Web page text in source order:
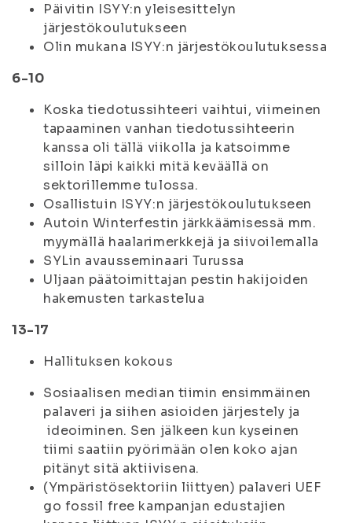
Päivitin ISYY:n yleisesittelyn
järjestökoulutukseen
Olin mukana ISYY:n järjestökoulutuksessa
6-10
Koska tiedotussihteeri vaihtui, viimeinen
tapaaminen vanhan tiedotussihteerin
kanssa oli tällä viikolla ja katsoimme
silloin läpi kaikki mitä keväällä on
sektorillemme tulossa.
Osallistuin ISYY:n järjestökoulutukseen
Autoin Winterfestin järkkäämisessä mm.
myymällä haalarimerkkejä ja siivoilemalla
SYLin avausseminaari Turussa
Uljaan päätoimittajan pestin hakijoiden
hakemusten tarkastelua
13-17
Hallituksen kokous
Sosiaalisen median tiimin ensimmäinen
palaveri ja siihen asioiden järjestely ja
ideoiminen. Sen jälkeen kun kyseinen
tiimi saatiin pyörimään olen koko ajan
pitänyt sitä aktiivisena.
(Ympäristösektoriin liittyen) palaveri UEF
go fossil free kampanjan edustajien